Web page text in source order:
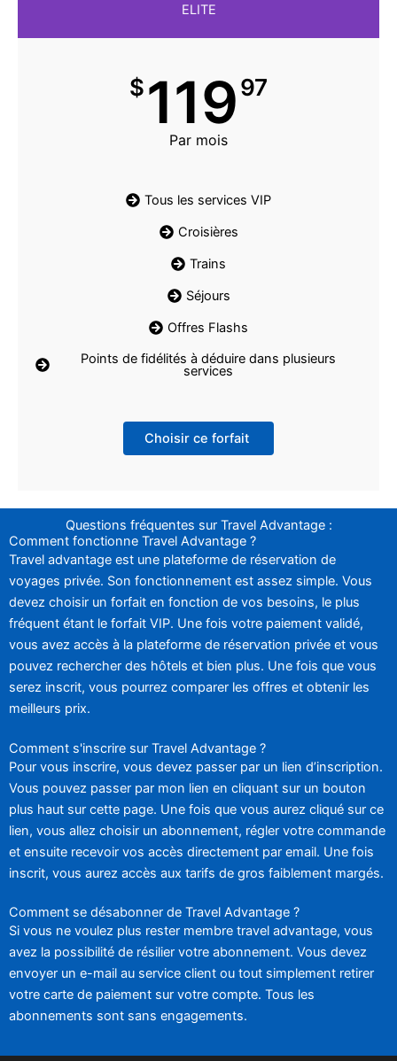
ELITE
$11997
Par mois
Tous les services VIP
Croisières
Trains
Séjours
Offres Flashs
Points de fidélités à déduire dans plusieurs
services
Choisir ce forfait
Questions fréquentes sur Travel Advantage :
Comment fonctionne Travel Advantage ?
Travel advantage est une plateforme de réservation de
voyages privée. Son fonctionnement est assez simple. Vous
devez choisir un forfait en fonction de vos besoins, le plus
fréquent étant le forfait VIP. Une fois votre paiement validé,
vous avez accès à la plateforme de réservation privée et vous
pouvez rechercher des hôtels et bien plus. Une fois que vous
serez inscrit, vous pourrez comparer les offres et obtenir les
meilleurs prix.
Comment s'inscrire sur Travel Advantage ?
Pour vous inscrire, vous devez passer par un lien d’inscription.
Vous pouvez passer par mon lien en cliquant sur un bouton
plus haut sur cette page. Une fois que vous aurez cliqué sur ce
lien, vous allez choisir un abonnement, régler votre commande
et ensuite recevoir vos accès directement par email. Une fois
inscrit, vous aurez accès aux tarifs de gros faiblement margés.
Comment se désabonner de Travel Advantage ?
Si vous ne voulez plus rester membre travel advantage, vous
avez la possibilité de résilier votre abonnement. Vous devez
envoyer un e-mail au service client ou tout simplement retirer
votre carte de paiement sur votre compte. Tous les
abonnements sont sans engagements.